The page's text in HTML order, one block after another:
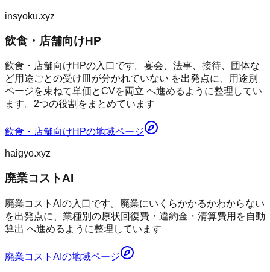
insyoku.xyz
飲食・店舗向けHP
飲食・店舗向けHPの入口です。宴会、法事、接待、団体な
ど用途ごとの受け皿が分かれていない を出発点に、用途別
ページを束ねて単価とCVを両立 へ進めるように整理してい
ます。2つの役割をまとめています
飲食・店舗向けHPの地域ページ
haigyo.xyz
廃業コストAI
廃業コストAIの入口です。廃業にいくらかかるかわからない
を出発点に、業種別の原状回復費・違約金・清算費用を自動
算出 へ進めるように整理しています
廃業コストAI の地域ページ